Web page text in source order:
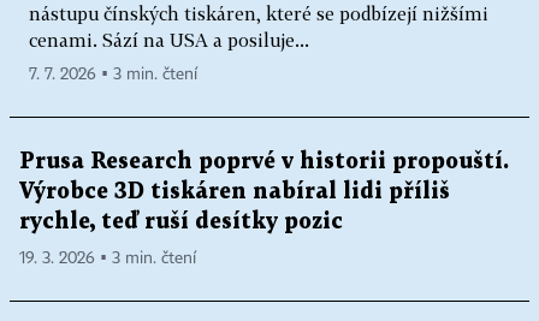
nástupu čínských tiskáren, které se podbízejí nižšími
cenami. Sází na USA a posiluje...
7. 7. 2026 ▪ 3 min. čtení
Prusa Research poprvé v historii propouští.
Výrobce 3D tiskáren nabíral lidi příliš
rychle, teď ruší desítky pozic
19. 3. 2026 ▪ 3 min. čtení